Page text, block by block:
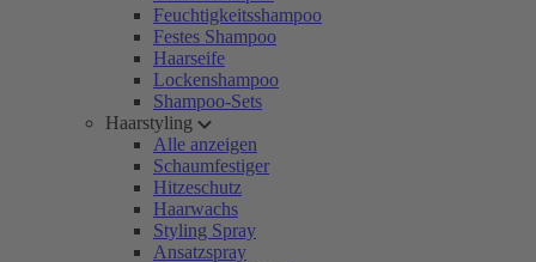
Feuchtigkeitsshampoo
Festes Shampoo
Haarseife
Lockenshampoo
Shampoo-Sets
Haarstyling
Alle anzeigen
Schaumfestiger
Hitzeschutz
Haarwachs
Styling Spray
Ansatzspray